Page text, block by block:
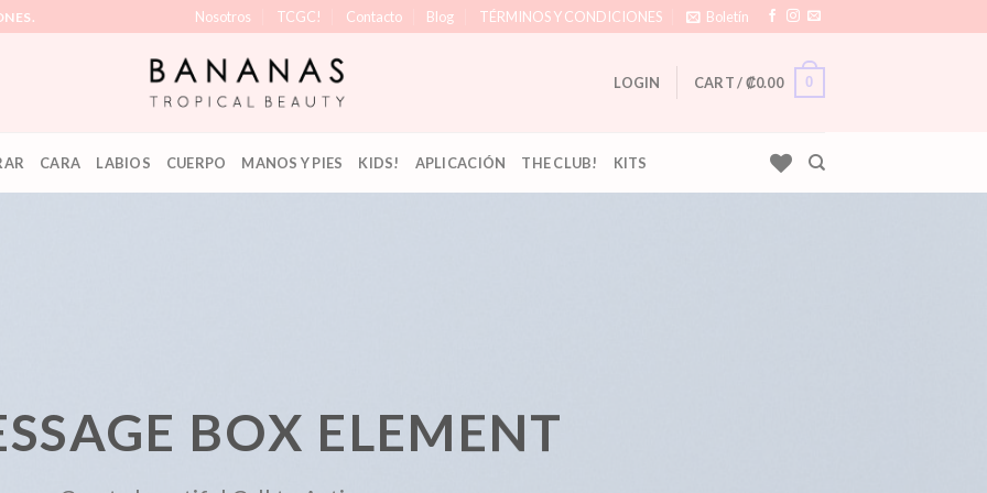
Nosotros TCGC! Contacto Blog TÉRMINOS Y CONDICIONES Boletín
LOGIN CART /₡0.00 0
CARA LABIOS CUERPO MANOS Y PIES KIDS! APLICACIÓN THE CLUB! KITS
BOX ELEMENT